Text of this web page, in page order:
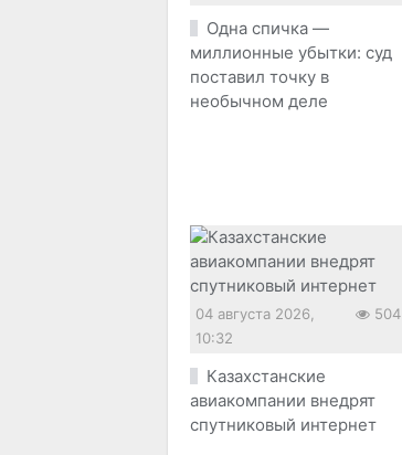
Одна спичка —
миллионные убытки: суд
поставил точку в
необычном деле
04 августа 2026,
10:32
504
Казахстанские
авиакомпании внедрят
спутниковый интернет